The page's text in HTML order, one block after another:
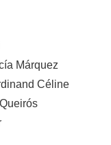
Márquez
Céline